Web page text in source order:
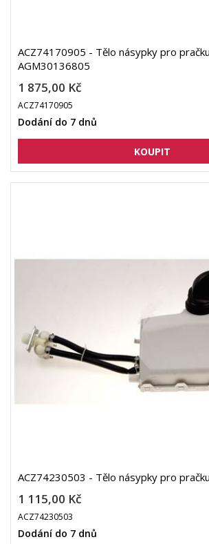
ACZ74170905 - Tělo násypky pro
AGM30136805
1 875,00 Kč
ACZ74170905
Dodání do 7 dnů
ACZ74230503 - Tělo násypky pro
1 115,00 Kč
ACZ74230503
Dodání do 7 dnů